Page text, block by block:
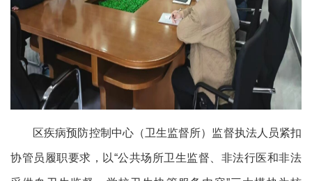
区疾病预防控制中心（卫生监督所）监督执法人员紧扣
协管员履职要求，以“公共场所卫生监督、非法行医和非法